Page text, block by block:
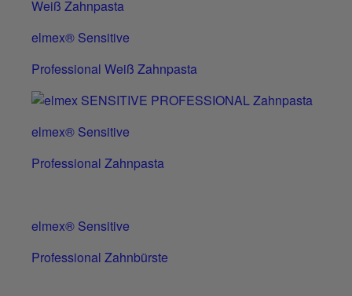
elmex® Sensitive
Professional Weiß Zahnpasta
elmex® Sensitive
Professional Zahnpasta
elmex® Sensitive
Professional Zahnbürste